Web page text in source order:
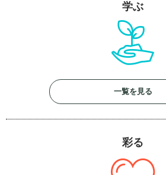
学ぶ
一覧を見る
彩る